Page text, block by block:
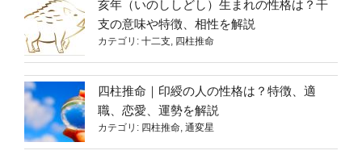
占
い
の
五
行
思
想
や
亥年（いのししどし）生まれの性格は？干
支の意味や特徴、相性を解説
カテゴリ: 十二支, 四柱推命
四柱推命｜印綬の人の性格は？特徴、適
職、恋愛、運勢を解説
カテゴリ: 四柱推命, 通変星